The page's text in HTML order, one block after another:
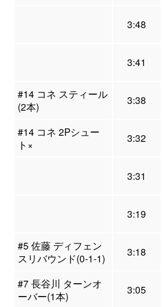
3:48
3:41
#14 コネ スティール
(2本)
3:38
#14 コネ 2Pシュー
ト×
3:32
3:31
3:19
#5 佐藤 ディフェン
スリバウンド(0-1-1)
3:18
#7 長谷川 ターンオ
ーバー(1本)
3:05